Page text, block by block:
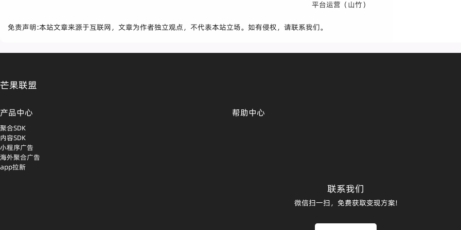
平台运营（山竹）
免责声明:本站文章来源于互联网，文章为作者独立观点，不代表本站立场。如有侵权，请联系我们。
芒果联盟
产品中心
聚合SDK
内容SDK
小程序广告
海外聚合广告
app拉新
帮助中心
联系我们
微信扫一扫，免费获取变现方案!